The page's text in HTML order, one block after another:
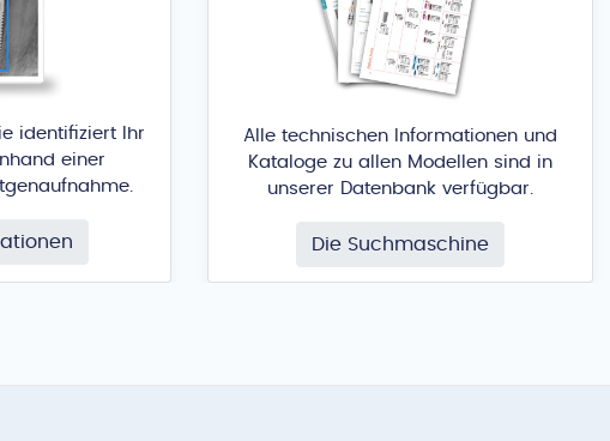
identifiziert Ihr
einer
Alle technischen Informationen und
Kataloge zu allen Modellen sind in
unserer Datenbank verfügbar.
Die Suchmaschine